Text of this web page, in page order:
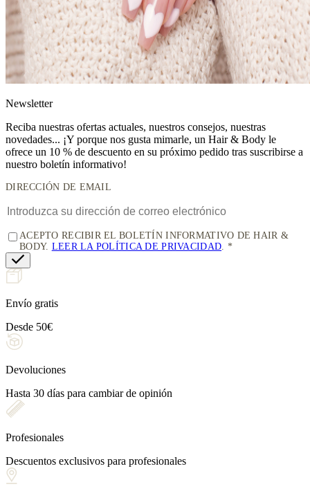
Newsletter
Reciba nuestras ofertas actuales, nuestros consejos, nuestras
novedades... ¡Y porque nos gusta mimarle, un Hair & Body le
ofrece un 10 % de descuento en su próximo pedido tras suscribirse a
nuestro boletín informativo!
DIRECCIÓN DE EMAIL
ACEPTO RECIBIR EL BOLETÍN INFORMATIVO DE HAIR &
BODY. LEER LA POLÍTICA DE PRIVACIDAD
Envío gratis
Desde 50€
Devoluciones
Hasta 30 días para cambiar de opinión
Profesionales
Descuentos exclusivos para profesionales